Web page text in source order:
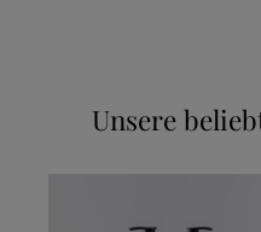
Unsere